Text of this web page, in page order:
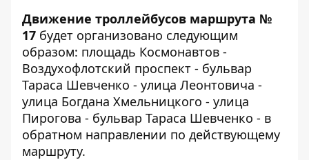
Движение троллейбусов маршрута №
17 будет организовано следующим
образом: площадь Космонавтов -
Воздухофлотский проспект - бульвар
Тараса Шевченко - улица Леонтовича -
улица Богдана Хмельницкого - улица
Пирогова - бульвар Тараса Шевченко - в
обратном направлении по действующему
маршруту.